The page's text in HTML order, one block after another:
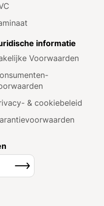
informatie
Voorwaarden
& cookiebeleid
Inschrijven